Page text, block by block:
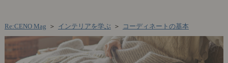
Re:CENO Mag ＞ インテリアを学ぶ ＞ コーディネートの基本